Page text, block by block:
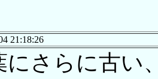
21:18:26
にさらに古い